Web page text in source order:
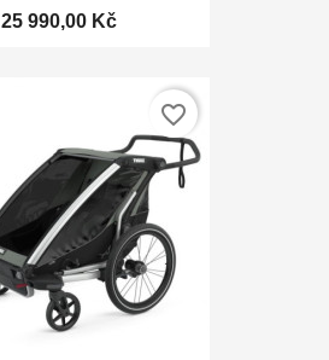
25 990,00 Kč
favorite_border